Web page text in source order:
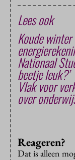
Lees ook
Koude
Nationaal
beetje leuk?’
Vlak voor
over
Reageren?
Dat is alleen